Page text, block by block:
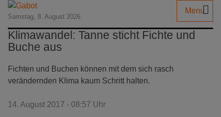
Samstag, 8. August 2026
Menu
Klimawandel: Tanne sticht Fichte und
Buche aus
Fichten und Buchen können mit dem sich rasch
verändernden Klima kaum Schritt halten.
14. August 2017 - 08:57 Uhr